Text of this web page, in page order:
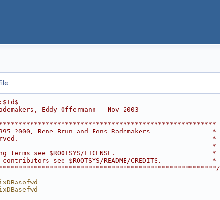
Eddy Offermann   Nov 2003
2000, Rene Brun and Fons Rademakers.               *
*
*
terms see $ROOTSYS/LICENSE.                         *
see $ROOTSYS/README/CREDITS.             *